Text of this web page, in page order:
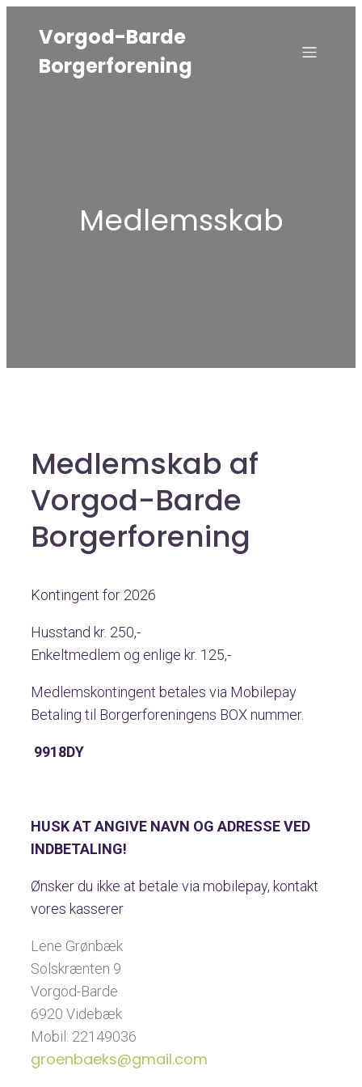
Vorgod-Barde
Borgerforening
Medlemsskab
Medlemskab af
Vorgod-Barde
Borgerforening
Kontingent for 2026
Husstand kr. 250,-
Enkeltmedlem og enlige kr. 125,-
Medlemskontingent betales via Mobilepay
Betaling til Borgerforeningens BOX nummer.
9918DY
HUSK AT ANGIVE NAVN OG ADRESSE VED
INDBETALING!
Ønsker du ikke at betale via mobilepay, kontakt
vores kasserer
Lene Grønbæk
Solskrænten 9
Vorgod-Barde
6920 Videbæk
Mobil: 22149036
groenbaeks@gmail.com